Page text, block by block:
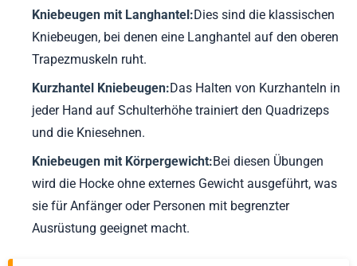
Kniebeugen mit Langhantel:Dies sind die klassischen
Kniebeugen, bei denen eine Langhantel auf den oberen
Trapezmuskeln ruht.
Kurzhantel Kniebeugen:Das Halten von Kurzhanteln in
jeder Hand auf Schulterhöhe trainiert den Quadrizeps
und die Kniesehnen.
Kniebeugen mit Körpergewicht:Bei diesen Übungen
wird die Hocke ohne externes Gewicht ausgeführt, was
sie für Anfänger oder Personen mit begrenzter
Ausrüstung geeignet macht.